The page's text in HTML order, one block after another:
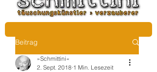
Beitrag
»Schmittini«
2. Sept. 2018 1 Min. Lesezeit